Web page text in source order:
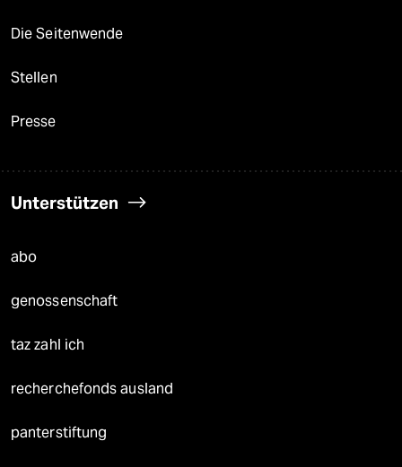
Die Seitenwende
Stellen
Presse
Unterstützen
abo
genossenschaft
taz zahl ich
recherchefonds ausland
panterstiftung